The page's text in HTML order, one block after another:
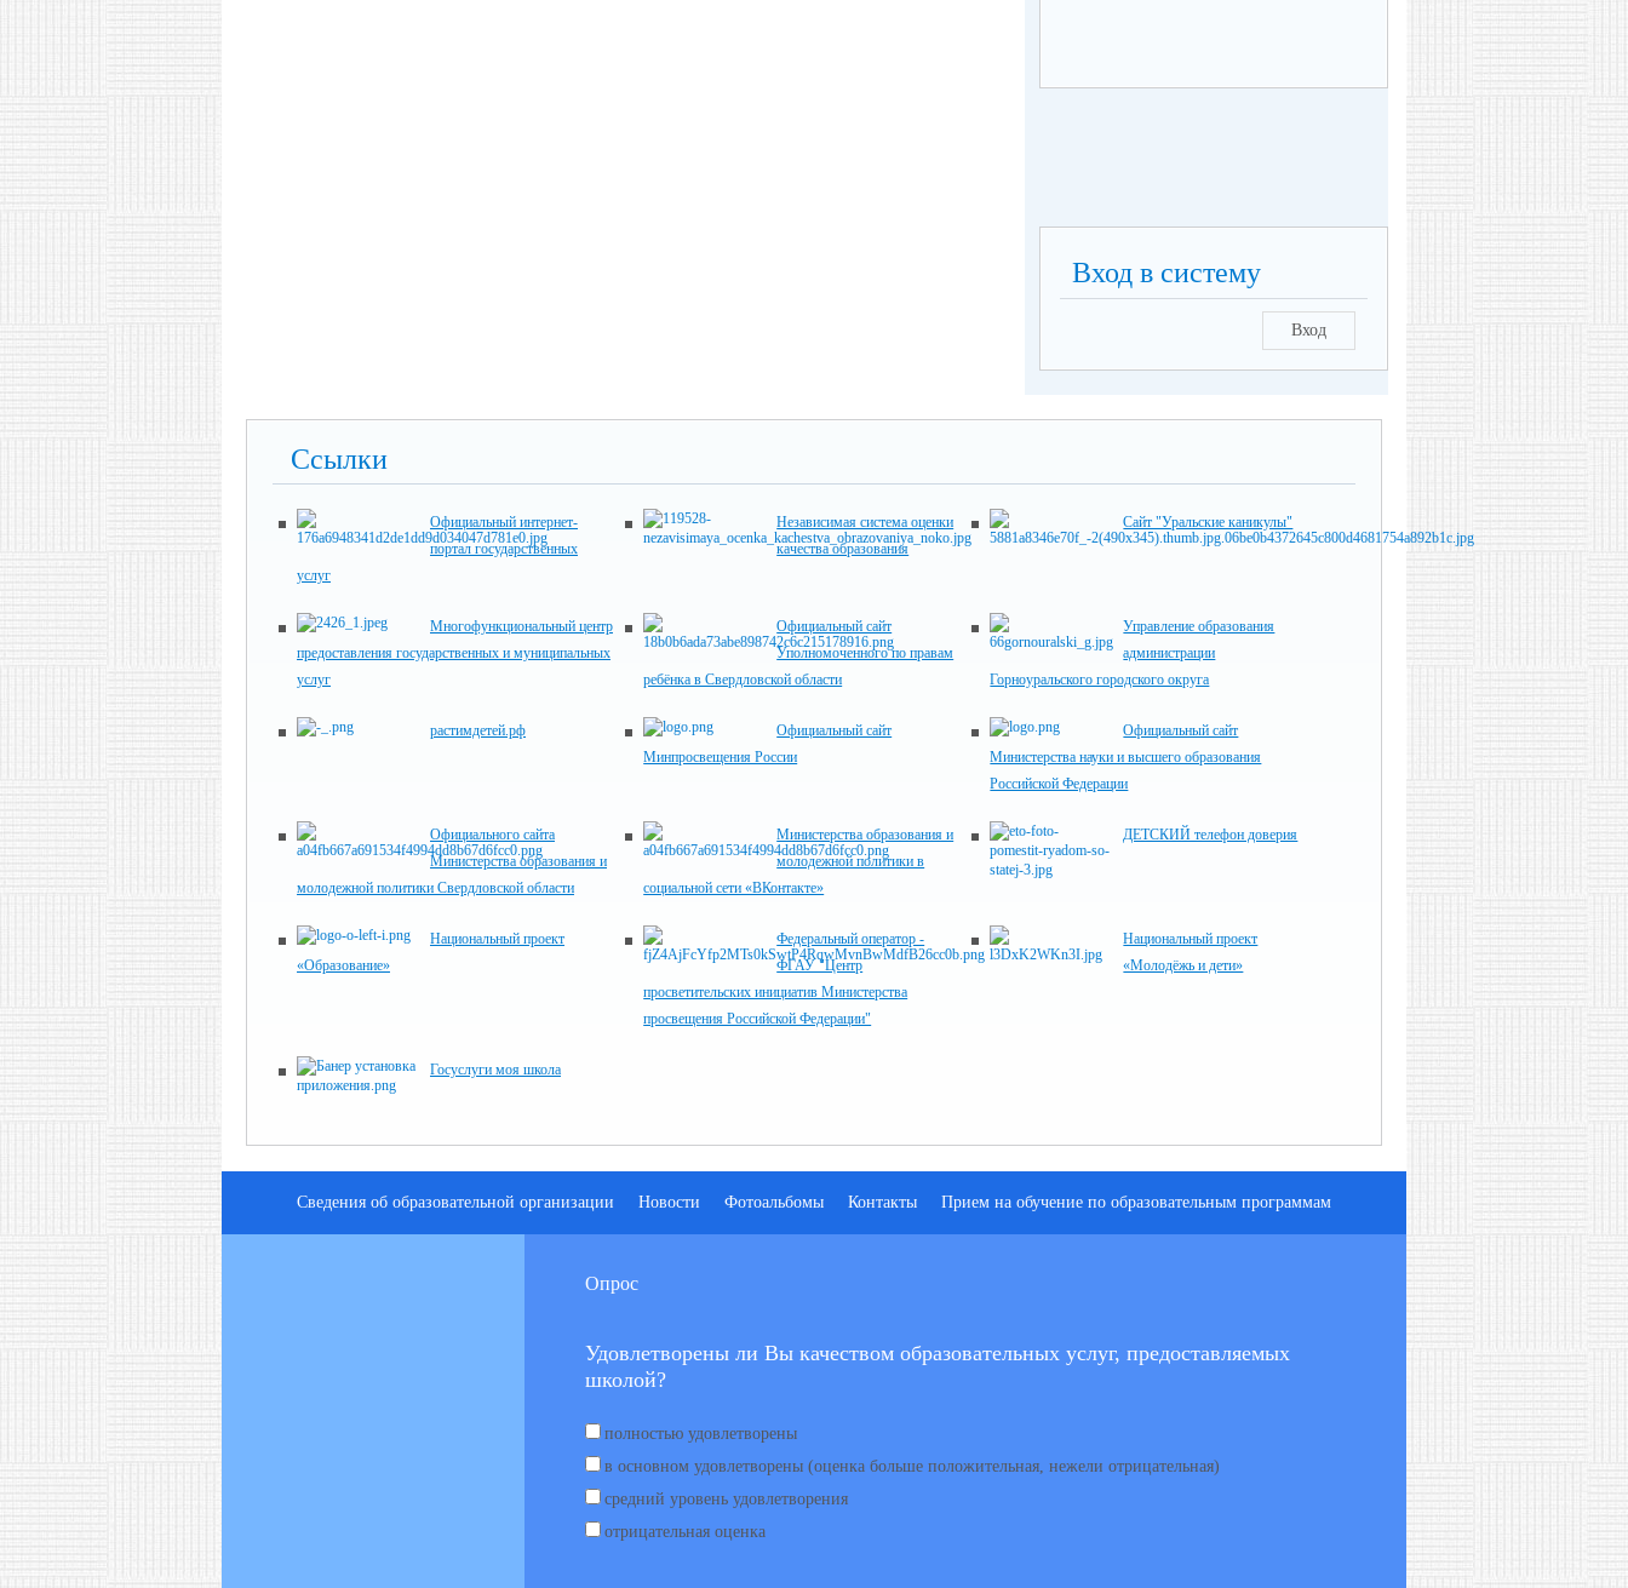
Вход в систему
Вход
Ссылки
Официальный интернет-
портал государственных
услуг
Независимая система оценки
качества образования
Сайт "Уральские каникулы"
Многофункциональный центр
предоставления государственных и муниципальных
услуг
Официальный сайт
Уполномоченного по правам
ребёнка в Свердловской области
Управление образования
администрации
Горноуральского городского округа
растимдетей.рф
Официальный сайт
Минпросвещения России
Официальный сайт
Министерства науки и высшего образования
Российской Федерации
Официального сайта
Министерства образования и
молодежной политики Свердловской области
Министерства образования и
молодежной политики в
социальной сети «ВКонтакте»
ДЕТСКИЙ телефон доверия
Национальный проект
«Образование»
Федеральный оператор -
ФГАУ "Центр
просветительских инициатив Министерства
просвещения Российской Федерации"
Национальный проект
«Молодёжь и дети»
Госуслуги моя школа
Сведения об образовательной организации Новости Фотоальбомы Контакты Прием на обучение по образовательным программам
Опрос
Удовлетворены ли Вы качеством образовательных услуг, предоставляемых
школой?
полностью удовлетворены
в основном удовлетворены (оценка больше положительная, нежели отрицательная)
средний уровень удовлетворения
отрицательная оценка